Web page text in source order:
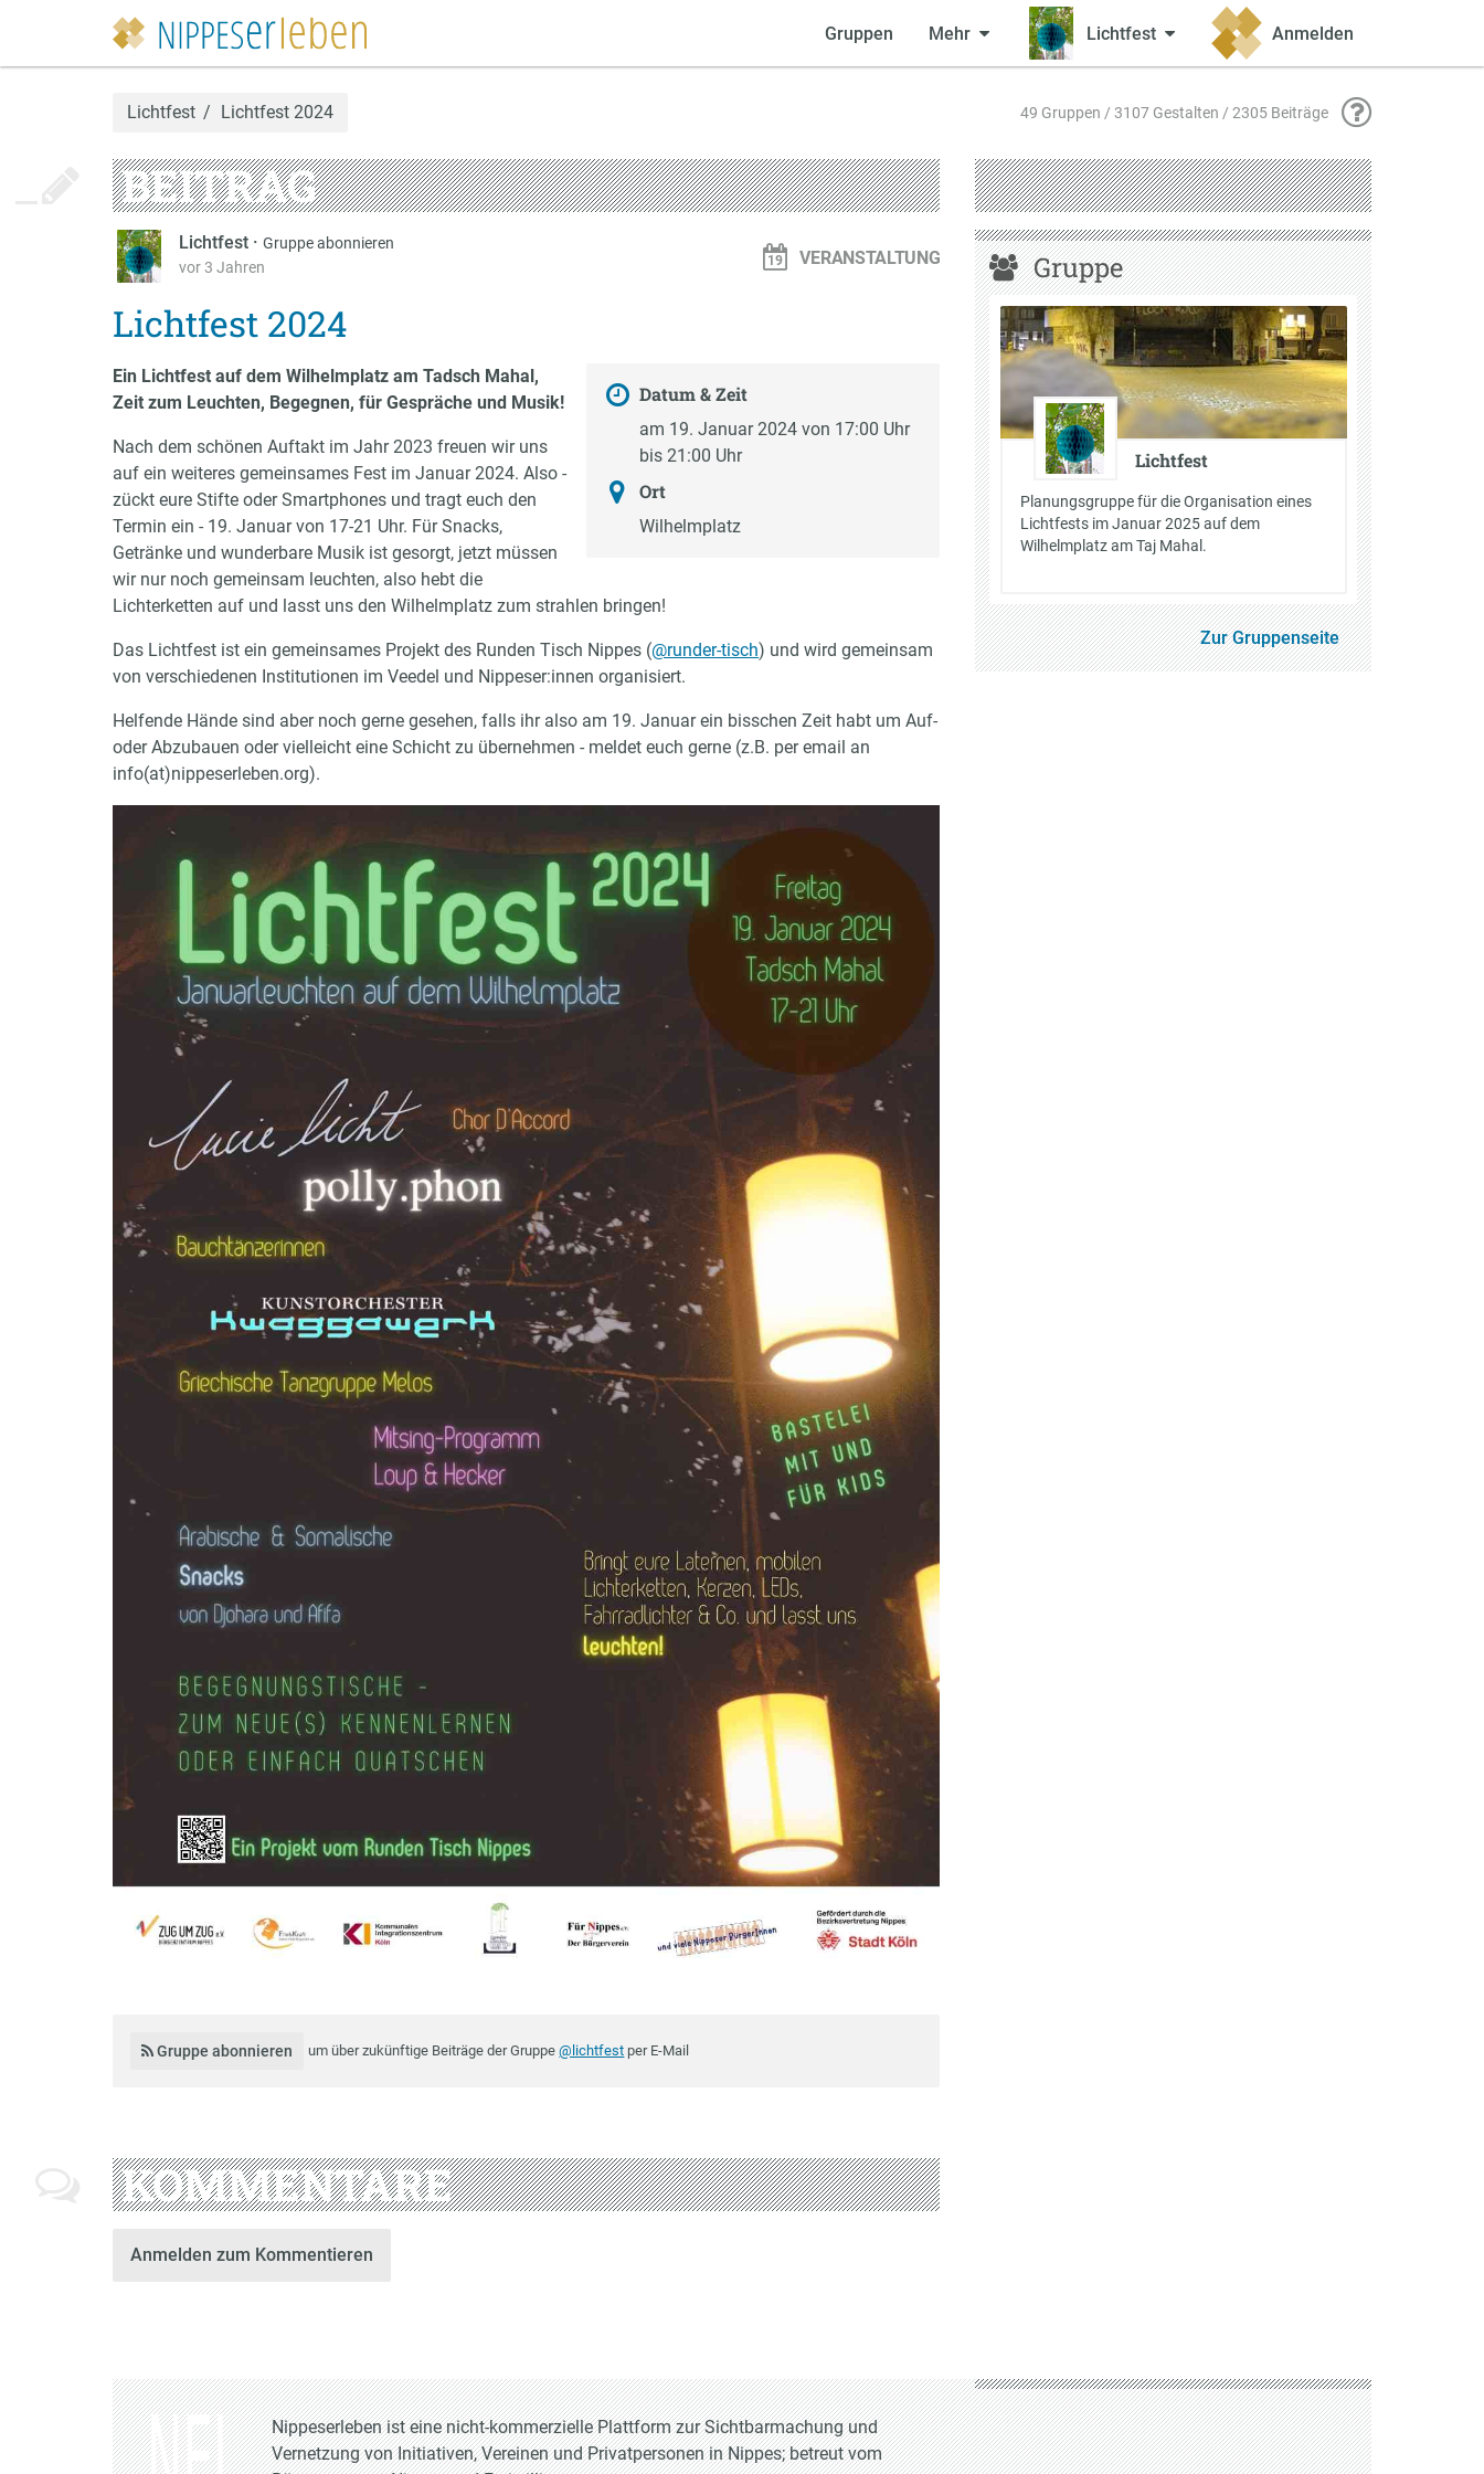
Gruppen Mehr Lichtfest Anmelden
Lichtfest Lichtfest 2024 49 Gruppen / 3107 Gestalten / 2305 Beiträge
BEITRAG
Lichtfest · Gruppe abonnieren
vor 3 Jahren
VERANSTALTUNG
Lichtfest 2024
Datum & Zeit
am 19. Januar 2024 von 17:00 Uhr
bis 21:00 Uhr
Ort
Wilhelmplatz
Ein Lichtfest auf dem Wilhelmplatz am Tadsch Mahal,
Zeit zum Leuchten, Begegnen, für Gespräche und Musik!
Nach dem schönen Auftakt im Jahr 2023 freuen wir uns
auf ein weiteres gemeinsames Fest im Januar 2024. Also -
zückt eure Stifte oder Smartphones und tragt euch den
Termin ein - 19. Januar von 17-21 Uhr. Für Snacks,
Getränke und wunderbare Musik ist gesorgt, jetzt müssen
wir nur noch gemeinsam leuchten, also hebt die
Lichterketten auf und lasst uns den Wilhelmplatz zum strahlen bringen!
Das Lichtfest ist ein gemeinsames Projekt des Runden Tisch Nippes (@runder-tisch) und wird gemeinsam
von verschiedenen Institutionen im Veedel und Nippeser:innen organisiert.
Helfende Hände sind aber noch gerne gesehen, falls ihr also am 19. Januar ein bisschen Zeit habt um Auf-
oder Abzubauen oder vielleicht eine Schicht zu übernehmen - meldet euch gerne (z.B. per email an
info(at)nippeserleben.org).
Gruppe abonnieren um über zukünftige Beiträge der Gruppe@lichtfest per E-Mail
KOMMENTARE
Anmelden zum Kommentieren
Gruppe
Lichtfest
Planungsgruppe für die Organisation eines
Lichtfests im Januar 2025 auf dem
Wilhelmplatz am Taj Mahal.
Zur Gruppenseite
Nippeserleben ist eine nicht-kommerzielle Plattform zur Sichtbarmachung und
Vernetzung von Initiativen, Vereinen und Privatpersonen in Nippes; betreut vom